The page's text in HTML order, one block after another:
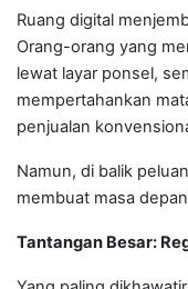
Ruang digital
Orang-orang yang
lewat layar ponsel,
mempertahankan
penjualan
Namun, di balik
membuat masa
Tantangan Besar: